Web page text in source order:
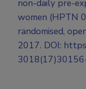
non-daily pre-
women (HPTN
randomised,
2017. DOI: